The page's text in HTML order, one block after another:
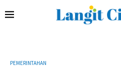
PEMERINTAHAN